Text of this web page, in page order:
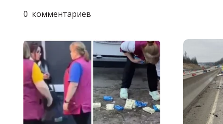
0 комментариев